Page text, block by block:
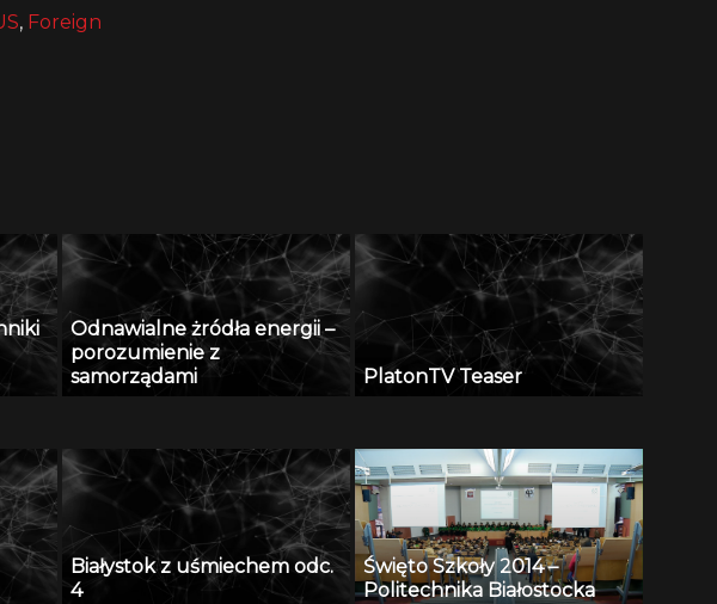
, Foreign
Odnawialne żródła energii –
porozumienie z
samorządami
PlatonTV Teaser
Białystok z uśmiechem odc.
4
Święto Szkoły 2014 –
Politechnika Białostocka